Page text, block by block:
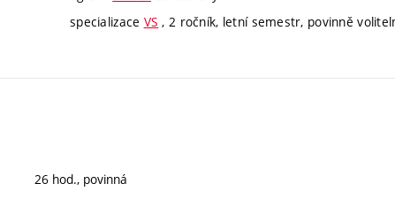
specializace VS , 2 ročník, letní semestr, povinně
26 hod., povinná